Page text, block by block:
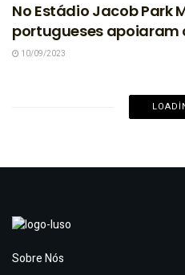
No Estádio Jacob Park
portugueses apoiaram
10/09/2023
Sobre Nós